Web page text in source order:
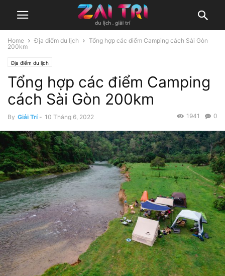
Home Địa điểm du lịch
Tổng hợp các điểm Camping cách Sài Gòn
200km
Địa điểm du lịch
Tổng hợp các điểm Camping
cách Sài Gòn 200km
By Giải Trí - 10 Tháng 6, 2022 0
1941